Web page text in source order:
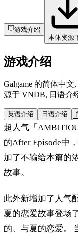
游戏介绍
本体资源
游戏介绍
Galgame 的简体中
源于 VNDB, 日语介
英语介绍 日语介绍
超人气「
的After Episode中
加了不输给本篇的
故事。
此外新增加了人气
夏的恋爱故事登场
的、与夏的恋爱。